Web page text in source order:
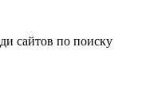
сайтов по поиску